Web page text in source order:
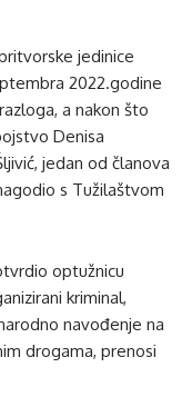
jedinice
2022.godine
a nakon što
Denisa
jedan od članova
s Tužilaštvom
optužnicu
kriminal,
navođenje na
drogama, prenosi